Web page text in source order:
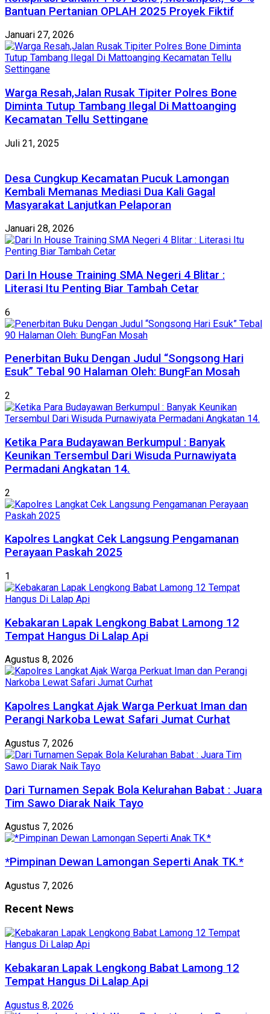
Bantuan Pertanian OPLAH 2025 Proyek Fiktif
Januari 27, 2026
Warga Resah,Jalan Rusak Tipiter Polres Bone
Diminta Tutup Tambang Ilegal Di Mattoanging
Kecamatan Tellu Settingane
Juli 21, 2025
Desa Cungkup Kecamatan Pucuk Lamongan
Kembali Memanas Mediasi Dua Kali Gagal
Masyarakat Lanjutkan Pelaporan
Januari 28, 2026
Dari In House Training SMA Negeri 4 Blitar :
Literasi Itu Penting Biar Tambah Cetar
6
Penerbitan Buku Dengan Judul “Songsong Hari
Esuk” Tebal 90 Halaman Oleh: BungFan Mosah
2
Ketika Para Budayawan Berkumpul : Banyak
Keunikan Tersembul Dari Wisuda Purnawiyata
Permadani Angkatan 14.
2
Kapolres Langkat Cek Langsung Pengamanan
Perayaan Paskah 2025
1
Kebakaran Lapak Lengkong Babat Lamong 12
Tempat Hangus Di Lalap Api
Agustus 8, 2026
Kapolres Langkat Ajak Warga Perkuat Iman dan
Perangi Narkoba Lewat Safari Jumat Curhat
Agustus 7, 2026
Dari Turnamen Sepak Bola Kelurahan Babat : Juara
Tim Sawo Diarak Naik Tayo
Agustus 7, 2026
*Pimpinan Dewan Lamongan Seperti Anak TK.*
Agustus 7, 2026
Recent News
Kebakaran Lapak Lengkong Babat Lamong 12
Tempat Hangus Di Lalap Api
Agustus 8, 2026